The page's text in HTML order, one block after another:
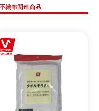
織布関連商品